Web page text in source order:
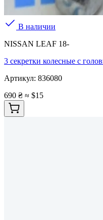
В наличии
NISSAN LEAF 18-
3 секретки колесные с
Артикул: 836080
690 ₴ ≈ $15